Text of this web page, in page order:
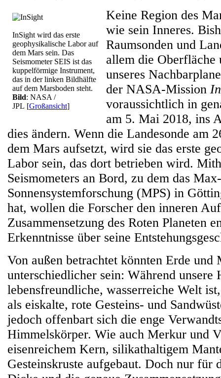
InSight wird das erste
geophysikalische Labor auf
dem Mars sein. Das
Seismometer SEIS ist das
kuppelförmige Instrument,
das in der linken Bildhälfte
auf dem Marsboden steht.
Bild: NASA /
JPL [Großansicht]
Keine Region des
wie sein Inneres.
Raumsonden und
allem die Oberfläche
unseres
der NASA-Mission
voraussichtlich in
am 5. Mai 2018, ins
dies ändern. Wenn die Landesonde am
dem Mars aufsetzt, wird sie das erste
Labor sein, das dort betrieben wird.
Seismometers an Bord, zu dem das
Sonnensystemforschung (MPS) in
hat, wollen die Forscher den inneren
Zusammensetzung des Roten Planeten
Erkenntnisse über seine
Von außen betrachtet könnten Erde und
unterschiedlicher sein: Während unsere
lebensfreundliche, wasserreiche Welt
als eiskalte, rote Gesteins- und
jedoch offenbart sich die enge
Himmelskörper. Wie auch Merkur und
eisenreichem Kern, silikathaltigem
Gesteinskruste aufgebaut. Doch nur für